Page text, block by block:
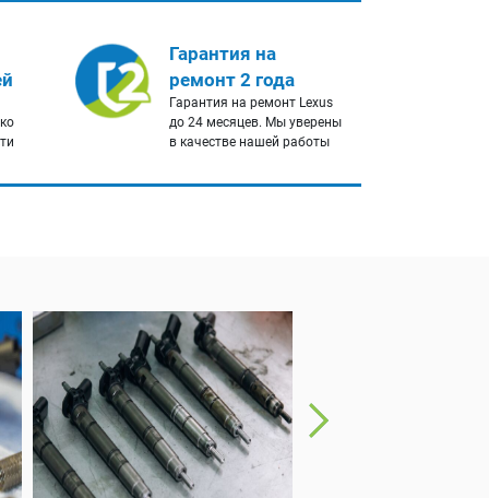
Гарантия на
ремонт 2 года
Гарантия на ремонт Lexus
до 24 месяцев. Мы уверены
в качестве нашей работы